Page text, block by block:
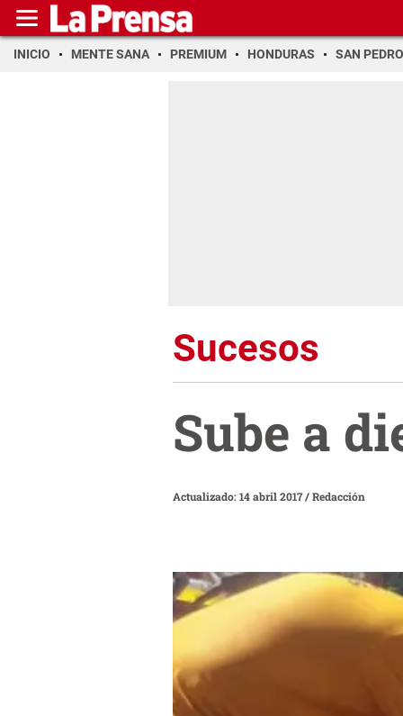
INICIO MENTE SANA PREMIUM HONDURAS SAN PEDRO
Sucesos
Sube a
Actualizado: 14 abril 2017/Redacción